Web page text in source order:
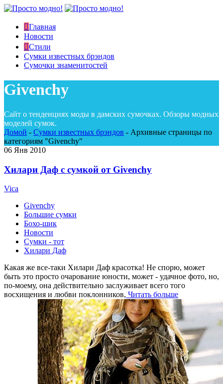
Главная
Новости
Стили
Сумки известных брэндов
Сумочки знаменитостей
Givenchy
Сайт о тенденциях моды в дамских сумочках. Обзоры модных
моделей сумок.
Домой - Сумки известных брэндов - Архивные страницы по
категориям "Givenchy"
06 Янв 2010
Хилари Даф с сумкой от Givenchy
Vica
Givenchy
Большие сумки
Бохо-шик
Новости
Сумки - тот
Хилари Даф
Какая же все-таки Хилари Даф красотка! Не спорю, может
быть это просто очарование юности, может - удачное фото, но,
по-моему, она действительно заслуживает всего того
восхищения и любви поклонников, Читать больше